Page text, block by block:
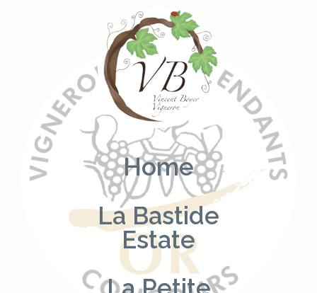
content
Home
La Bastide
Estate